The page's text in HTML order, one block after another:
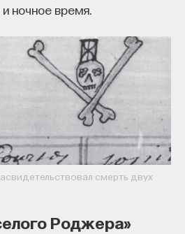
ночное время.
смерть двух
Роджера»